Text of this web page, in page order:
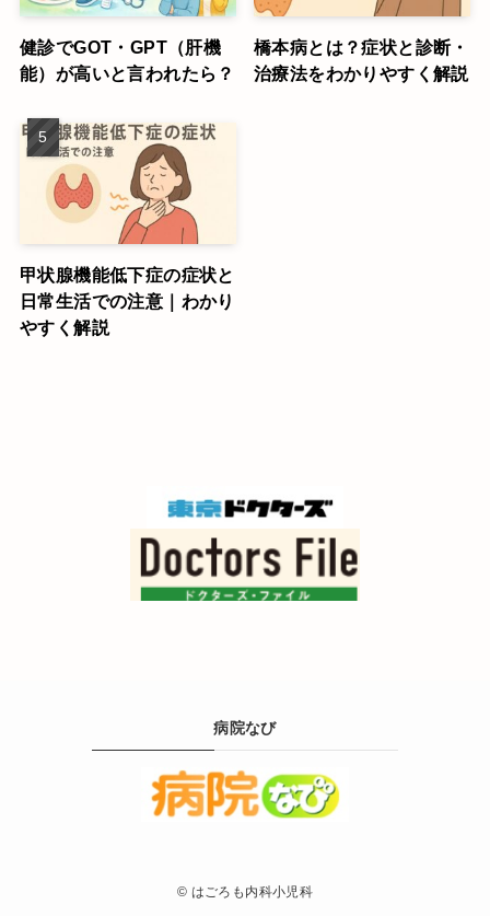
健診でGOT・GPT（肝機
能）が高いと言われたら？
橋本病とは？症状と診断・
治療法をわかりやすく解説
甲状腺機能低下症の症状と
日常生活での注意｜わかり
やすく解説
病院なび
© はごろも内科小児科